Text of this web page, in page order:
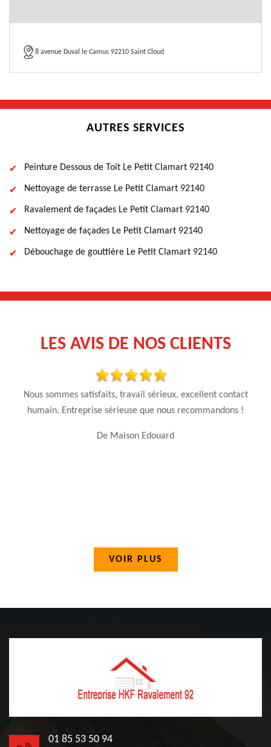
8 avenue Duval le Camus 92210 Saint Cloud
AUTRES SERVICES
Peinture Dessous de Toit Le Petit Clamart 92140
Nettoyage de terrasse Le Petit Clamart 92140
Ravalement de façades Le Petit Clamart 92140
Nettoyage de façades Le Petit Clamart 92140
Débouchage de gouttière Le Petit Clamart 92140
LES AVIS DE NOS CLIENTS
Nous sommes satisfaits, travail sérieux, excellent contact
humain. Entreprise sérieuse que nous recommandons !
De Maison Edouard
VOIR PLUS
01 85 53 50 94